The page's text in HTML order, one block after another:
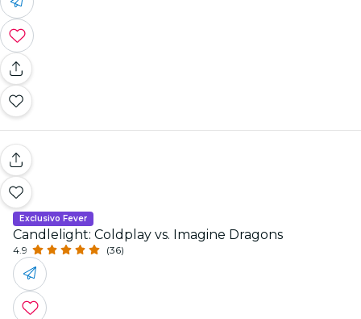
Exclusivo Fever
Candlelight: Coldplay vs. Imagine Dragons
4.9 (36)